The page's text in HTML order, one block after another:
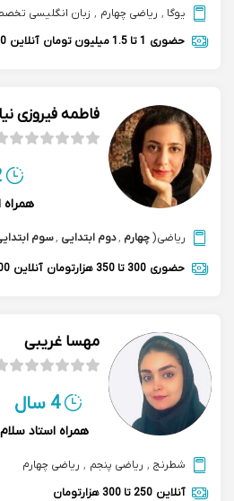
یوگا , ریاضی چهارم , زبان انگلیسی
حضوری 1 تا 1.5 میلیون تومان آنلاین 700
فاطمه فیروزی نیا
همراه
ریاضی(چهارم ,دوم ابتدایی ,سوم
حضوری 300 تا 350 هزارتومان آنلاین 200 تا
مهسا غریبی
4 سال
همراه استاد سلام
شطرنج , ریاضی پنجم , ریاضی چهارم
آنلاین 250 تا 300 هزارتومان